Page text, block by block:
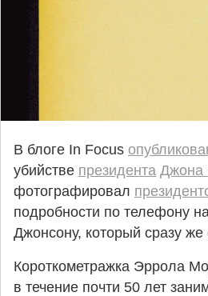
В блоге In Focus
убийстве президента Джона
фотографировал
подробности по телефону
Джонсону, который сразу
Короткометражка Эррола
в течение почти 50 лет